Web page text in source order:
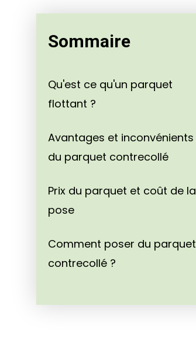
Sommaire
Qu'est ce qu'un parquet
flottant ?
Avantages et inconvénients
du parquet contrecollé
Prix du parquet et coût de la
pose
Comment poser du parquet
contrecollé ?